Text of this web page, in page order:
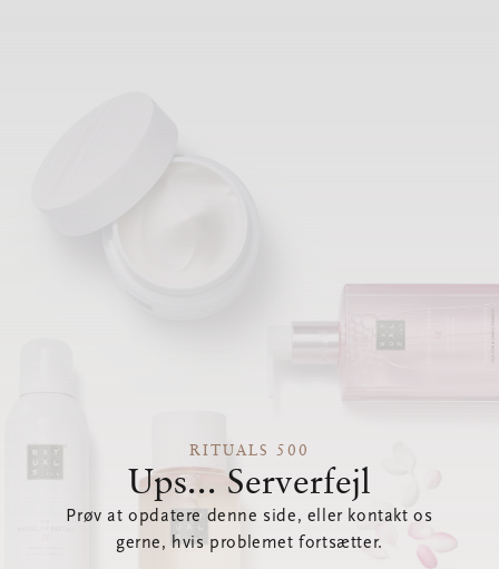
RITUALS 500
Ups... Serverfejl
Prøv at opdatere denne side, eller kontakt os
gerne, hvis problemet fortsætter.